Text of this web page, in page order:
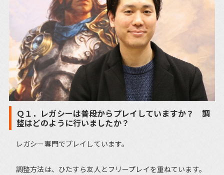
Ｑ１．レガシーは普段からプレイしていますか？ 調
整はどのように行いましたか？
レガシー専門でプレイしています。
調整方法は、ひたすら友人とフリープレイを重ねています。